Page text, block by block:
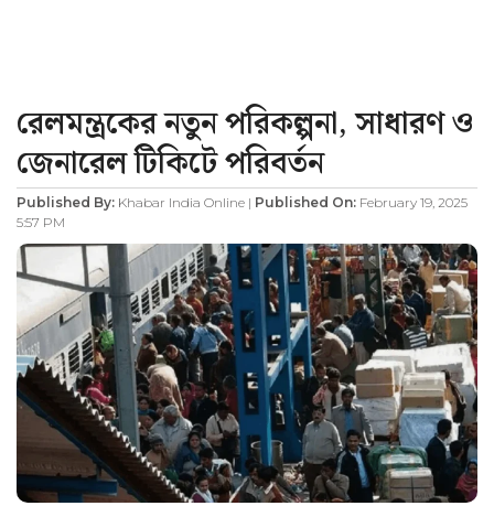
রেলমন্ত্রকের নতুন পরিকল্পনা, সাধারণ ও
জেনারেল টিকিটে পরিবর্তন
Published By: Khabar India Online | Published On: February 19, 2025
5:57 PM